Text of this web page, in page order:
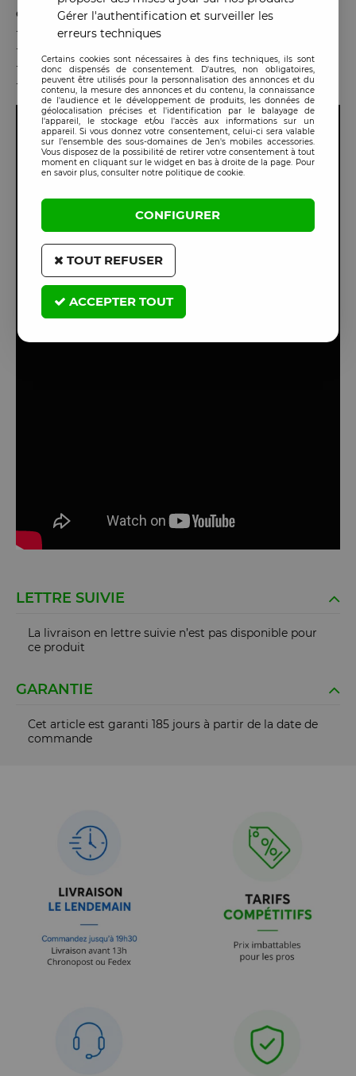
d’étincelles(aérosol inflammable).
-
pas inhalerdirectement les vapeurs.
-
-
Ne pas perforer ou brûlerl’aérosol, même vide.
-
Stocker à température modérée, à l’abri du soleil.
LETTRE SUIVIE
La livraison en lettre suivie n’est pas disponible pour
ce produit
GARANTIE
Cet article est garanti 185 jours à partir de la date de
commande
Gérer l'authentification et surveiller les
erreurs techniques
Certains cookies sont nécessaires à des fins techniques, ils sont
donc dispensés de consentement. D'autres, non obligatoires,
peuvent être utilisés pour la personnalisation des annonces et du
contenu, la mesure des annonces et du contenu, la connaissance
de l'audience et le développement de produits, les données de
géolocalisation précises et l'identification par le balayage de
l'appareil, le stockage et/ou l'accès aux informations sur un
appareil. Si vous donnez votre consentement, celui-ci sera valable
sur l’ensemble des sous-domaines de Jen's mobiles accessories.
Vous disposez de la possibilité de retirer votre consentement à tout
moment en cliquant sur le widget en bas à droite de la page. Pour
en savoir plus, consulter notre politique de cookie.
CONFIGURER
TOUT REFUSER
ACCEPTER TOUT